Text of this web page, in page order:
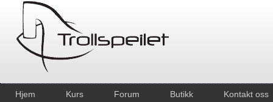
Hjem Kurs Forum Butikk Kontakt oss